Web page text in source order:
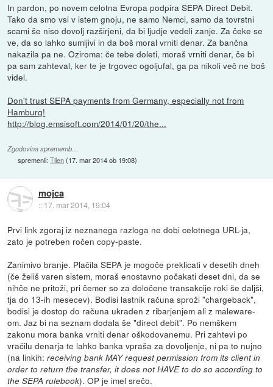
In pardon, po novem celotna Evropa podpira SEPA Direct Debit.
Tako da smo vsi v istem gnoju, ne samo Nemci, samo da tovrstni
scami še niso dovolj razširjeni, da bi ljudje vedeli zanje. Za čeke se
ve, da so lahko sumljivi in da boš moral vrniti denar. Za bančna
nakazila pa ne. Oziroma: če tebe doleti, moraš vrniti denar, če bi
pa sam zahteval, ker te je trgovec ogoljufal, ga pa nikoli več ne boš
videl.
Don't trust SEPA payments from Germany, especially not from
Hamburg!
http://blog.emsisoft.com/2014/01/20/the...
Zgodovina sprememb…
spremenil:Tilen(17. mar 2014 ob 19:08)
mojca
:: 17. mar 2014, 19:04
Prvi link zgoraj iz neznanega razloga ne dobi celotnega URL-ja,
zato je potreben ročen copy-paste.
Zanimivo branje. Plačila SEPA je mogoče preklicati v desetih dneh
(če želiš varen sistem, moraš enostavno počakati deset dni, da se
nihče ne pritoži, pri čemer so za določene transakcije roki še daljši,
tja do 13-ih mesecev). Bodisi lastnik računa sproži "chargeback",
bodisi je dostop do računa ukraden z ribarjenjem ali z maleware-
om. Jaz bi na seznam dodala še "direct debit". Po nemškem
zakonu mora banka vrniti denar oškodovanemu. Pri zahtevi po
vračilu denarja te lahko banka vpraša za dovoljenje, ni pa to nujno
(na linkih:receiving bank MAY request permission from its client in
order to return the transfer, it does not HAVE to do so according to
the SEPA rulebook). OP je imel srečo.